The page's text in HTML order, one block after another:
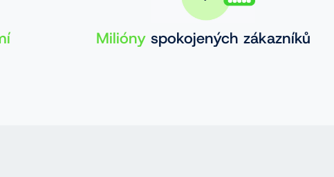
Miliónyspokojených zákazníků